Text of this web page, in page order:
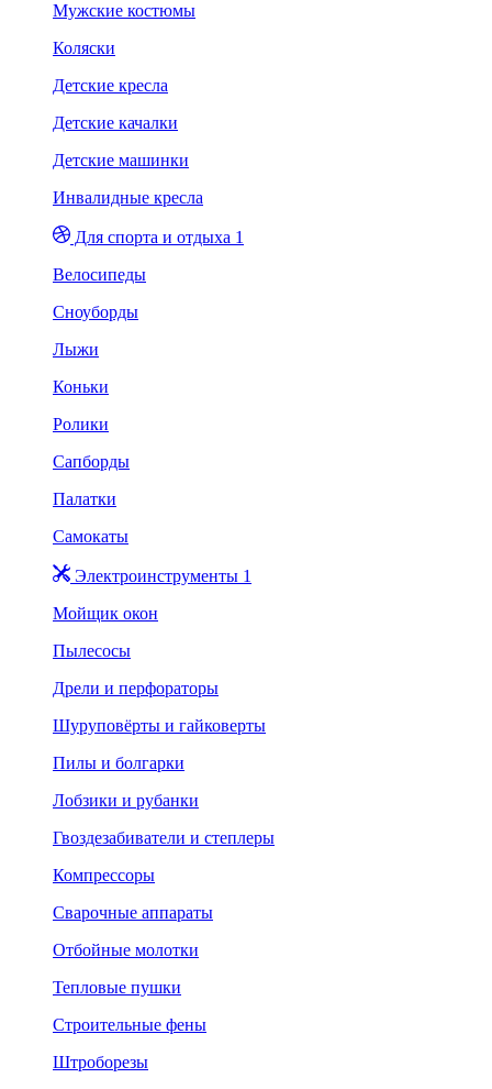
Мужские костюмы
Коляски
Детские кресла
Детские качалки
Детские машинки
Инвалидные кресла
Для спорта и отдыха 1
Велосипеды
Сноуборды
Лыжи
Коньки
Ролики
Сапборды
Палатки
Самокаты
Электроинструменты 1
Мойщик окон
Пылесосы
Дрели и перфораторы
Шуруповёрты и гайковерты
Пилы и болгарки
Лобзики и рубанки
Гвоздезабиватели и степлеры
Компрессоры
Сварочные аппараты
Отбойные молотки
Тепловые пушки
Строительные фены
Штроборезы